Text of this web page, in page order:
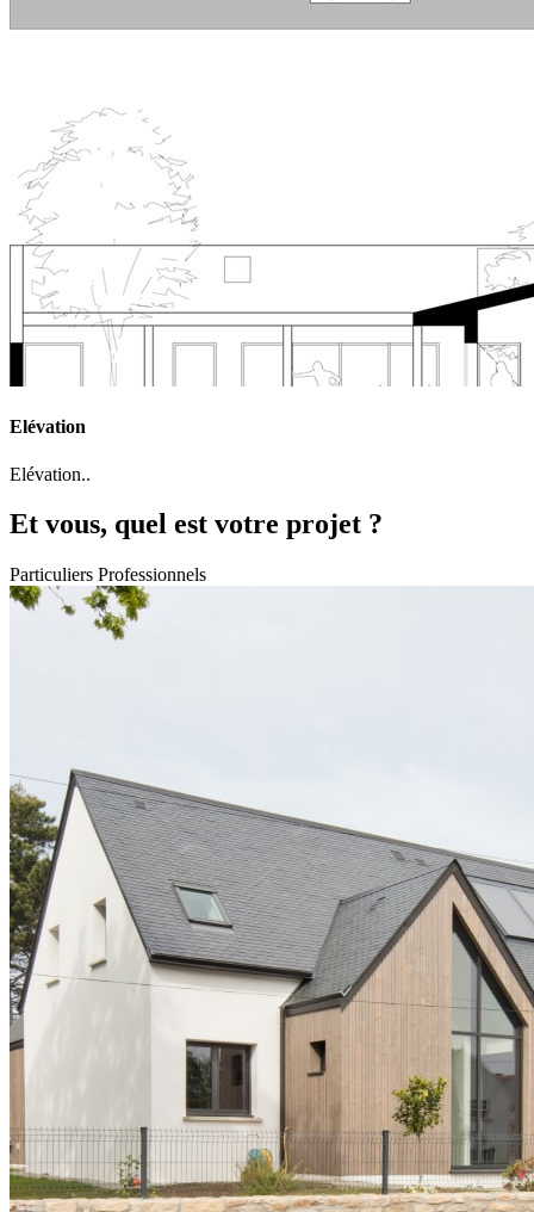
Elévation
Elévation..
Et vous, quel est votre projet ?
Particuliers Professionnels